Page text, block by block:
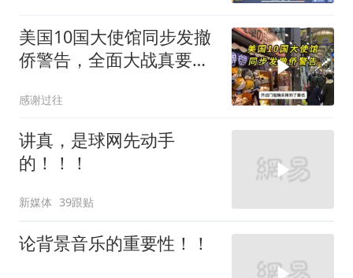
美国10国大使馆同步发撤
侨警告，全面大战真要来
感谢过往
讲真，是球网先动手
的！！！
新媒体 39跟贴
论背景音乐的重要性！！